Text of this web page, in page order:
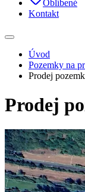
Oblíbené
Kontakt
Úvod
Pozemky na
Prodej
Prodej